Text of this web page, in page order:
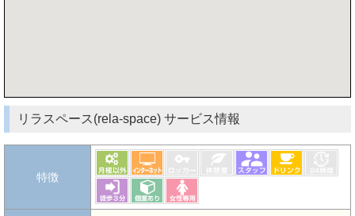
リラスペース(rela-space) サービス情報
特徴